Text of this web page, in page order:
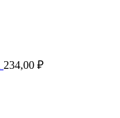
234,00 ₽